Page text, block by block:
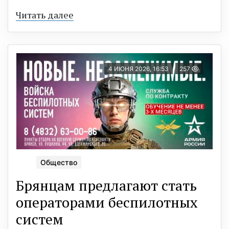
Читать далее
4 ИЮНЯ 2026, 16:53 257
Общество
Брянцaм предлагают стать
оперaторaми бeспилотных
систeм